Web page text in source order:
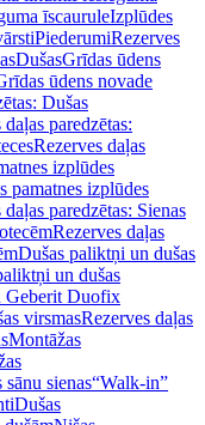
īscauruleIzplūdes
PiederumiRezerves
DušasGrīdas ūdens
ūdens novade
Dušas
paredzētas:
Rezerves daļas
izplūdes
pamatnes izplūdes
daļas paredzētas: Sienas
Rezerves daļas
Dušas paliktņi un dušas
un dušas
Geberit Duofix
virsmasRezerves daļas
Montāžas
sānu sienas“Walk-in”
Dušas